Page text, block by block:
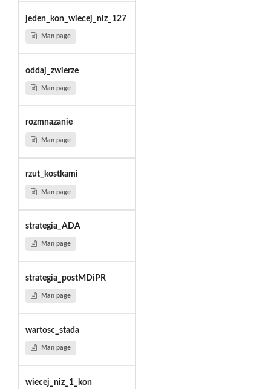
jeden_kon_wiecej_niz_127
Man page
oddaj_zwierze
Man page
rozmnazanie
Man page
rzut_kostkami
Man page
strategia_ADA
Man page
strategia_postMDiPR
Man page
wartosc_stada
Man page
wiecej_niz_1_kon